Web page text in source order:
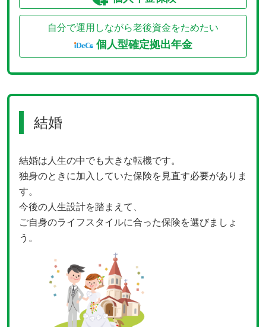
自分で運用しながら老後資金をためたい
個人型確定拠出年金
結婚
結婚は人生の中でも大きな転機です。
独身のときに加入していた保険を見直す必要がありま
す。
今後の人生設計を踏まえて、
ご自身のライフスタイルに合った保険を選びましょ
う。